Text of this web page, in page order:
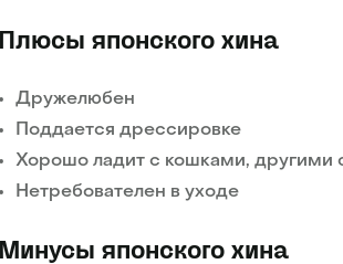
Плюсы японского хина
Дружелюбен
Поддается дрессировке
Хорошо ладит с кошками, другими
Нетребователен в уходе
Минусы японского хина